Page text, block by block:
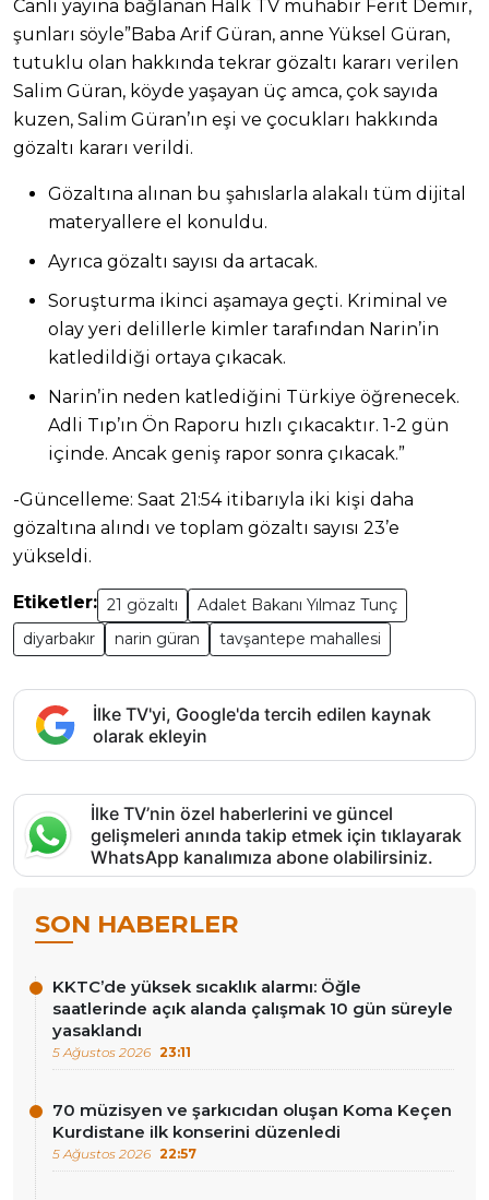
Canlı yayına bağlanan Halk TV muhabir Ferit Demir,
şunları söyle”Baba Arif Güran, anne Yüksel Güran,
tutuklu olan hakkında tekrar gözaltı kararı verilen
Salim Güran, köyde yaşayan üç amca, çok sayıda
kuzen, Salim Güran’ın eşi ve çocukları hakkında
gözaltı kararı verildi.
Gözaltına alınan bu şahıslarla alakalı tüm dijital
materyallere el konuldu.
Ayrıca gözaltı sayısı da artacak.
Soruşturma ikinci aşamaya geçti. Kriminal ve
olay yeri delillerle kimler tarafından Narin’in
katledildiği ortaya çıkacak.
Narin’in neden katlediğini Türkiye öğrenecek.
Adli Tıp’ın Ön Raporu hızlı çıkacaktır. 1-2 gün
içinde. Ancak geniş rapor sonra çıkacak.”
-Güncelleme: Saat 21:54 itibarıyla iki kişi daha
gözaltına alındı ve toplam gözaltı sayısı 23’e
yükseldi.
Etiketler: 21 gözaltı
Adalet Bakanı Yılmaz Tunç
diyarbakır
narin güran tavşantepe mahallesi
İlke TV'yi, Google'da tercih edilen kaynak
olarak ekleyin
İlke TV’nin özel haberlerini ve güncel
gelişmeleri anında takip etmek için tıklayarak
WhatsApp kanalımıza abone olabilirsiniz.
SON HABERLER
KKTC’de yüksek sıcaklık alarmı: Öğle
saatlerinde açık alanda çalışmak 10 gün süreyle
yasaklandı
5 Ağustos 2026 23:11
70 müzisyen ve şarkıcıdan oluşan Koma Keçen
Kurdistane ilk konserini düzenledi
5 Ağustos 2026 22:57